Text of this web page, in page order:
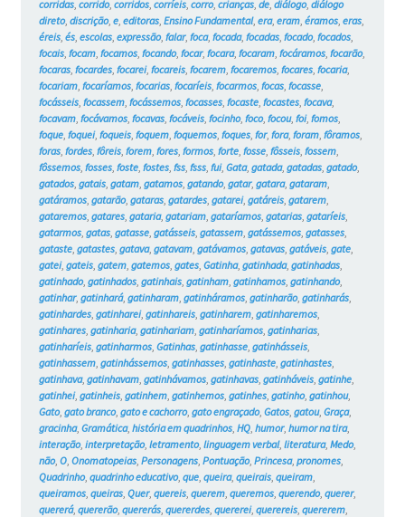
corridas, corrido, corridos, corríeis, corro, crianças, de, diálogo, diálogo
direto, discrição, e, editoras, Ensino Fundamental, era, eram, éramos, eras,
éreis, és, escolas, expressão, falar, foca, focada, focadas, focado, focados,
focais, focam, focamos, focando, focar, focara, focaram, focáramos, focarão,
focaras, focardes, focarei, focareis, focarem, focaremos, focares, focaria,
focariam, focaríamos, focarias, focaríeis, focarmos, focas, focasse,
focásseis, focassem, focássemos, focasses, focaste, focastes, focava,
focavam, focávamos, focavas, focáveis, focinho, foco, focou, foi, fomos,
foque, foquei, foqueis, foquem, foquemos, foques, for, fora, foram, fôramos,
foras, fordes, fôreis, forem, fores, formos, forte, fosse, fôsseis, fossem,
fôssemos, fosses, foste, fostes, fss, fsss, fui, Gata, gatada, gatadas, gatado,
gatados, gatais, gatam, gatamos, gatando, gatar, gatara, gataram,
gatáramos, gatarão, gataras, gatardes, gatarei, gatáreis, gatarem,
gataremos, gatares, gataria, gatariam, gataríamos, gatarias, gataríeis,
gatarmos, gatas, gatasse, gatásseis, gatassem, gatássemos, gatasses,
gataste, gatastes, gatava, gatavam, gatávamos, gatavas, gatáveis, gate,
gatei, gateis, gatem, gatemos, gates, Gatinha, gatinhada, gatinhadas,
gatinhado, gatinhados, gatinhais, gatinham, gatinhamos, gatinhando,
gatinhar, gatinhará, gatinharam, gatinháramos, gatinharão, gatinharás,
gatinhardes, gatinharei, gatinhareis, gatinharem, gatinharemos,
gatinhares, gatinharia, gatinhariam, gatinharíamos, gatinharias,
gatinharíeis, gatinharmos, Gatinhas, gatinhasse, gatinhásseis,
gatinhassem, gatinhássemos, gatinhasses, gatinhaste, gatinhastes,
gatinhava, gatinhavam, gatinhávamos, gatinhavas, gatinháveis, gatinhe,
gatinhei, gatinheis, gatinhem, gatinhemos, gatinhes, gatinho, gatinhou,
Gato, gato branco, gato e cachorro, gato engraçado, Gatos, gatou, Graça,
gracinha, Gramática, história em quadrinhos, HQ, humor, humor na tira,
interação, interpretação, letramento, linguagem verbal, literatura, Medo,
não, O, Onomatopeias, Personagens, Pontuação, Princesa, pronomes,
Quadrinho, quadrinho educativo, que, queira, queirais, queiram,
queiramos, queiras, Quer, quereis, querem, queremos, querendo, querer,
quererá, quererão, quererás, quererdes, quererei, querereis, quererem,